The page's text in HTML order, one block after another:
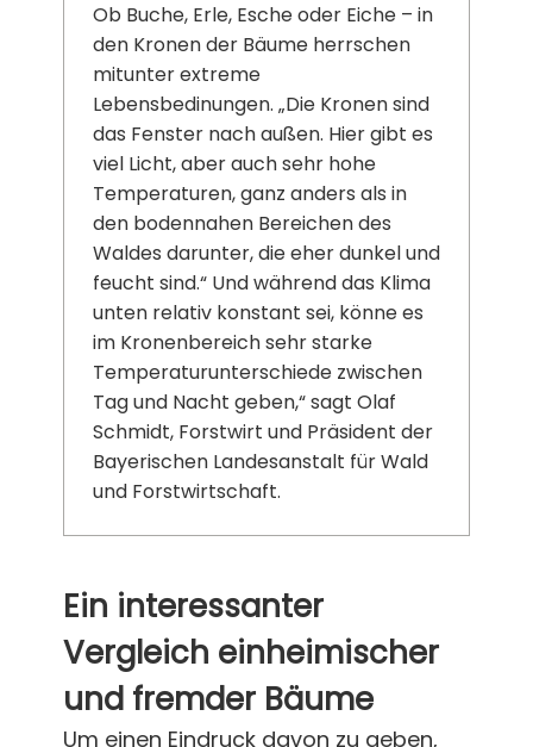
Ob Buche, Erle, Esche oder Eiche – in
den Kronen der Bäume herrschen
mitunter extreme
Lebensbedinungen. „Die Kronen sind
das Fenster nach außen. Hier gibt es
viel Licht, aber auch sehr hohe
Temperaturen, ganz anders als in
den bodennahen Bereichen des
Waldes darunter, die eher dunkel und
feucht sind.“ Und während das Klima
unten relativ konstant sei, könne es
im Kronenbereich sehr starke
Temperaturunterschiede zwischen
Tag und Nacht geben,“ sagt Olaf
Schmidt, Forstwirt und Präsident der
Bayerischen Landesanstalt für Wald
und Forstwirtschaft.
Ein interessanter
Vergleich einheimischer
und fremder Bäume
Um einen Eindruck davon zu geben,